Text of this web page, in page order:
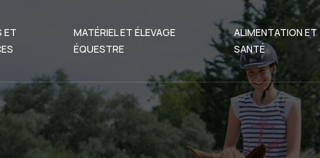
ET
MATÉRIEL ET ÉLEVAGE
ÉQUESTRE
ALIMENTATION ET
SANTÉ